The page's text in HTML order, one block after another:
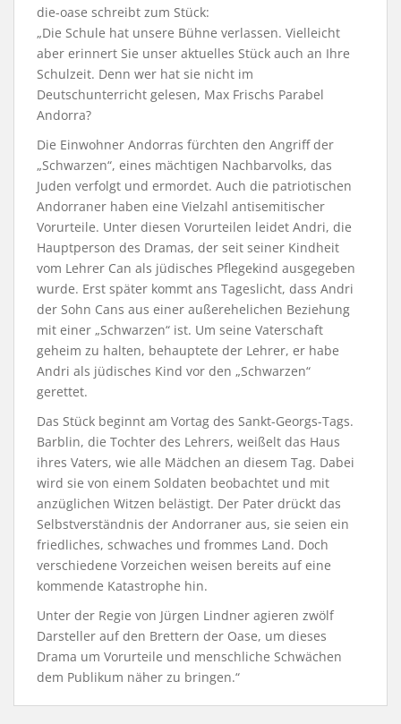
die-oase schreibt zum Stück:
„Die Schule hat unsere Bühne verlassen. Vielleicht
aber erinnert Sie unser aktuelles Stück auch an Ihre
Schulzeit. Denn wer hat sie nicht im
Deutschunterricht gelesen, Max Frischs Parabel
Andorra?
Die Einwohner Andorras fürchten den Angriff der
„Schwarzen“, eines mächtigen Nachbarvolks, das
Juden verfolgt und ermordet. Auch die patriotischen
Andorraner haben eine Vielzahl antisemitischer
Vorurteile. Unter diesen Vorurteilen leidet Andri, die
Hauptperson des Dramas, der seit seiner Kindheit
vom Lehrer Can als jüdisches Pflegekind ausgegeben
wurde. Erst später kommt ans Tageslicht, dass Andri
der Sohn Cans aus einer außerehelichen Beziehung
mit einer „Schwarzen“ ist. Um seine Vaterschaft
geheim zu halten, behauptete der Lehrer, er habe
Andri als jüdisches Kind vor den „Schwarzen“
gerettet.
Das Stück beginnt am Vortag des Sankt-Georgs-Tags.
Barblin, die Tochter des Lehrers, weißelt das Haus
ihres Vaters, wie alle Mädchen an diesem Tag. Dabei
wird sie von einem Soldaten beobachtet und mit
anzüglichen Witzen belästigt. Der Pater drückt das
Selbstverständnis der Andorraner aus, sie seien ein
friedliches, schwaches und frommes Land. Doch
verschiedene Vorzeichen weisen bereits auf eine
kommende Katastrophe hin.
Unter der Regie von Jürgen Lindner agieren zwölf
Darsteller auf den Brettern der Oase, um dieses
Drama um Vorurteile und menschliche Schwächen
dem Publikum näher zu bringen.“